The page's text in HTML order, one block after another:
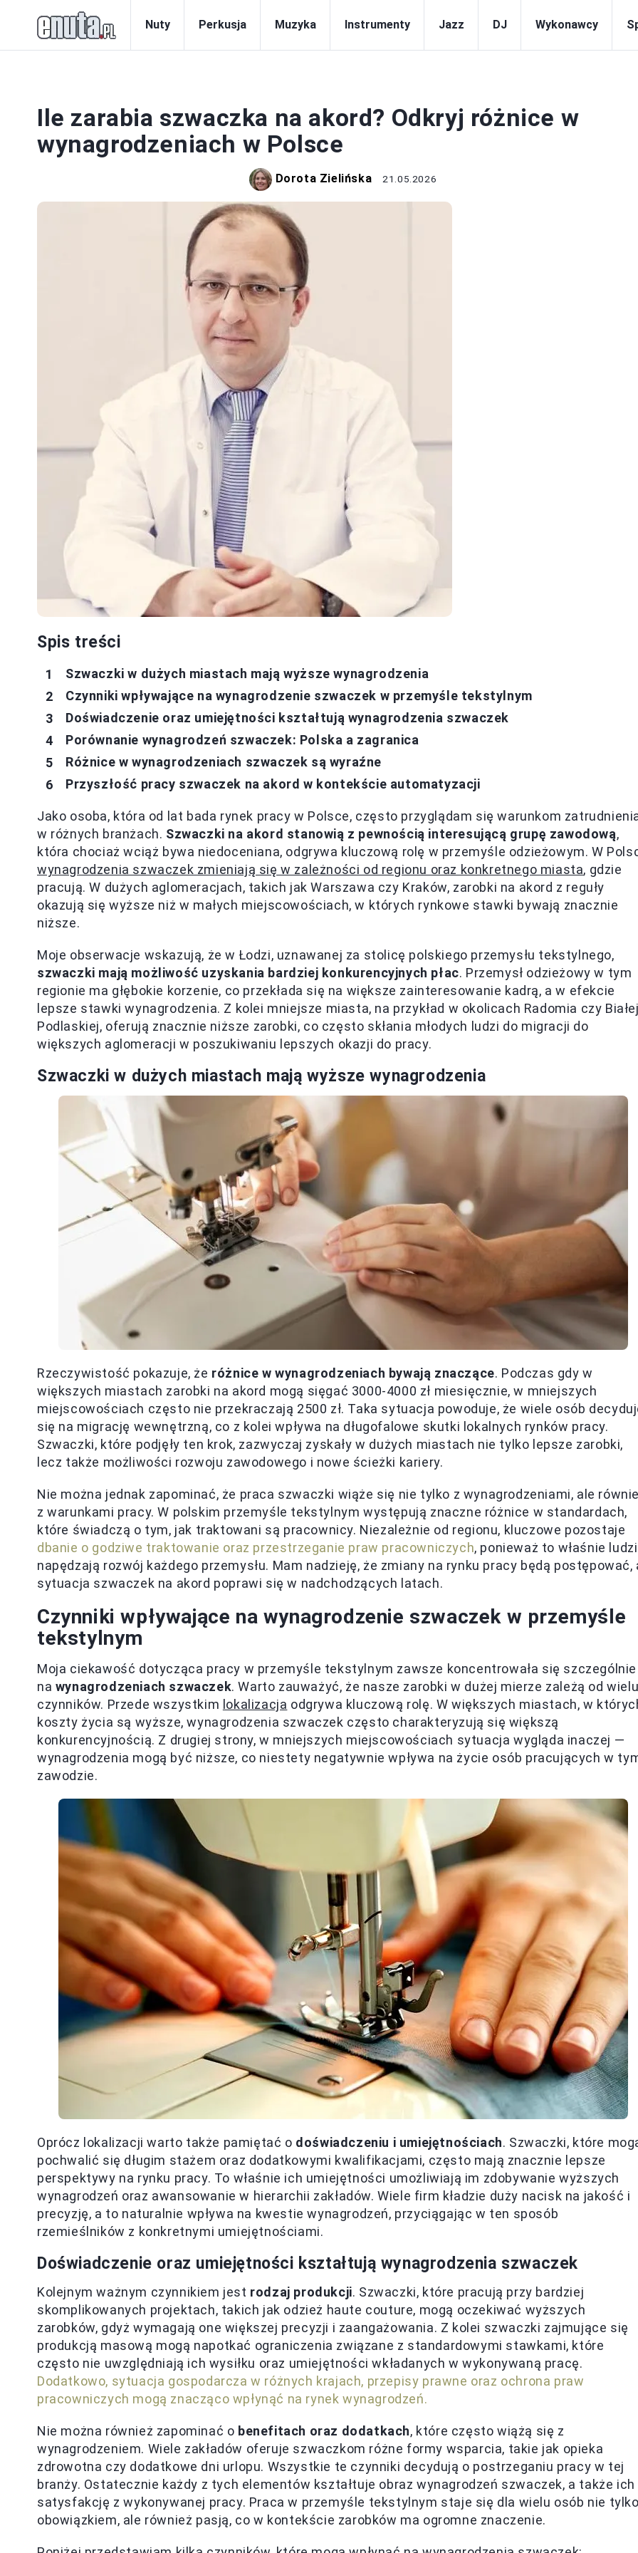
Nuty Perkusja Muzyka Instrumenty Jazz DJ Wykonawcy
Ile zarabia szwaczka na akord? Odkryj różnice w
wynagrodzeniach w Polsce
Dorota Zielińska 21.05.2026
Spis treści
Szwaczki w dużych miastach mają wyższe wynagrodzenia
Czynniki wpływające na wynagrodzenie szwaczek w przemyśle tekstylnym
Doświadczenie oraz umiejętności kształtują wynagrodzenia szwaczek
Porównanie wynagrodzeń szwaczek: Polska a zagranica
Różnice w wynagrodzeniach szwaczek są wyraźne
Przyszłość pracy szwaczek na akord w kontekście automatyzacji
Jako osoba, która od lat bada rynek pracy w Polsce, często przyglądam się warunkom
w różnych branżach. Szwaczki na akord stanowią z pewnością interesującą grupę zawodową,
która chociaż wciąż bywa niedoceniana, odgrywa kluczową rolę w przemyśle odzieżowym. W
wynagrodzenia szwaczek zmieniają się w zależności od regionu oraz konkretnego miasta, gdzie
pracują. W dużych aglomeracjach, takich jak Warszawa czy Kraków, zarobki na akord z reguły
okazują się wyższe niż w małych miejscowościach, w których rynkowe stawki bywają znacznie
niższe.
Moje obserwacje wskazują, że w Łodzi, uznawanej za stolicę polskiego przemysłu tekstylnego,
szwaczki mają możliwość uzyskania bardziej konkurencyjnych płac. Przemysł odzieżowy w tym
regionie ma głębokie korzenie, co przekłada się na większe zainteresowanie kadrą, a w efekcie
lepsze stawki wynagrodzenia. Z kolei mniejsze miasta, na przykład w okolicach Radomia czy
Podlaskiej, oferują znacznie niższe zarobki, co często skłania młodych ludzi do migracji do
większych aglomeracji w poszukiwaniu lepszych okazji do pracy.
Szwaczki w dużych miastach mają wyższe wynagrodzenia
Rzeczywistość pokazuje, że różnice w wynagrodzeniach bywają znaczące. Podczas gdy w
większych miastach zarobki na akord mogą sięgać 3000-4000 zł miesięcznie, w mniejszych
miejscowościach często nie przekraczają 2500 zł. Taka sytuacja powoduje, że wiele osób
się na migrację wewnętrzną, co z kolei wpływa na długofalowe skutki lokalnych rynków pracy.
Szwaczki, które podjęły ten krok, zazwyczaj zyskały w dużych miastach nie tylko lepsze zarobki,
lecz także możliwości rozwoju zawodowego i nowe ścieżki kariery.
Nie można jednak zapominać, że praca szwaczki wiąże się nie tylko z wynagrodzeniami, ale
z warunkami pracy. W polskim przemyśle tekstylnym występują znaczne różnice w standardach,
które świadczą o tym, jak traktowani są pracownicy. Niezależnie od regionu, kluczowe pozostaje
dbanie o godziwe traktowanie oraz przestrzeganie praw pracowniczych, ponieważ to właśnie ludzi
napędzają rozwój każdego przemysłu. Mam nadzieję, że zmiany na rynku pracy będą postępować,
sytuacja szwaczek na akord poprawi się w nadchodzących latach.
Czynniki wpływające na wynagrodzenie szwaczek w przemyśle
tekstylnym
Moja ciekawość dotycząca pracy w przemyśle tekstylnym zawsze koncentrowała się szczególnie
na wynagrodzeniach szwaczek. Warto zauważyć, że nasze zarobki w dużej mierze zależą od
czynników. Przede wszystkim lokalizacja odgrywa kluczową rolę. W większych miastach, w
koszty życia są wyższe, wynagrodzenia szwaczek często charakteryzują się większą
konkurencyjnością. Z drugiej strony, w mniejszych miejscowościach sytuacja wygląda inaczej —
wynagrodzenia mogą być niższe, co niestety negatywnie wpływa na życie osób pracujących w
zawodzie.
Oprócz lokalizacji warto także pamiętać o doświadczeniu i umiejętnościach. Szwaczki, które
pochwalić się długim stażem oraz dodatkowymi kwalifikacjami, często mają znacznie lepsze
perspektywy na rynku pracy. To właśnie ich umiejętności umożliwiają im zdobywanie wyższych
wynagrodzeń oraz awansowanie w hierarchii zakładów. Wiele firm kładzie duży nacisk na jakość i
precyzję, a to naturalnie wpływa na kwestie wynagrodzeń, przyciągając w ten sposób
rzemieślników z konkretnymi umiejętnościami.
Doświadczenie oraz umiejętności kształtują wynagrodzenia szwaczek
Kolejnym ważnym czynnikiem jest rodzaj produkcji. Szwaczki, które pracują przy bardziej
skomplikowanych projektach, takich jak odzież haute couture, mogą oczekiwać wyższych
zarobków, gdyż wymagają one większej precyzji i zaangażowania. Z kolei szwaczki zajmujące się
produkcją masową mogą napotkać ograniczenia związane z standardowymi stawkami, które
często nie uwzględniają ich wysiłku oraz umiejętności wkładanych w wykonywaną pracę.
Dodatkowo, sytuacja gospodarcza w różnych krajach, przepisy prawne oraz ochrona praw
pracowniczych mogą znacząco wpłynąć na rynek wynagrodzeń.
Nie można również zapominać o benefitach oraz dodatkach, które często wiążą się z
wynagrodzeniem. Wiele zakładów oferuje szwaczkom różne formy wsparcia, takie jak opieka
zdrowotna czy dodatkowe dni urlopu. Wszystkie te czynniki decydują o postrzeganiu pracy w tej
branży. Ostatecznie każdy z tych elementów kształtuje obraz wynagrodzeń szwaczek, a także ich
satysfakcję z wykonywanej pracy. Praca w przemyśle tekstylnym staje się dla wielu osób nie
obowiązkiem, ale również pasją, co w kontekście zarobków ma ogromne znaczenie.